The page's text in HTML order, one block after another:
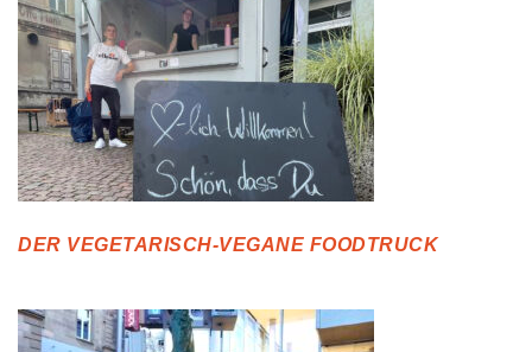
DER VEGETARISCH-VEGANE FOODTRUCK